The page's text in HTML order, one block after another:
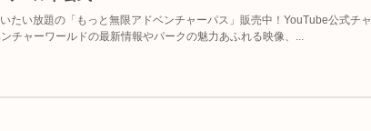
たい放題の「もっと無限アドベンチャーパス」販売中！YouTube公式チャ
チャーワールドの最新情報やパークの魅力あふれる映像、...